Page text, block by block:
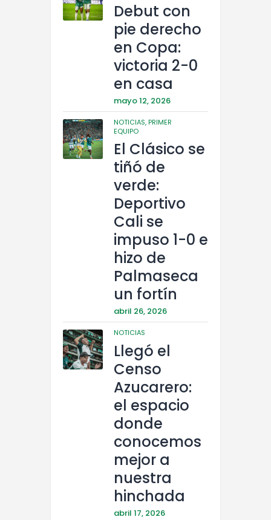
Debut con
pie derecho
en Copa:
victoria 2-0
en casa
mayo 12, 2026
NOTICIAS,PRIMER
EQUIPO
El Clásico se
tiñó de
verde:
Deportivo
Cali se
impuso 1-0 e
hizo de
Palmaseca
un fortín
abril 26, 2026
NOTICIAS
Llegó el
Censo
Azucarero:
el espacio
donde
conocemos
mejor a
nuestra
hinchada
abril 17, 2026